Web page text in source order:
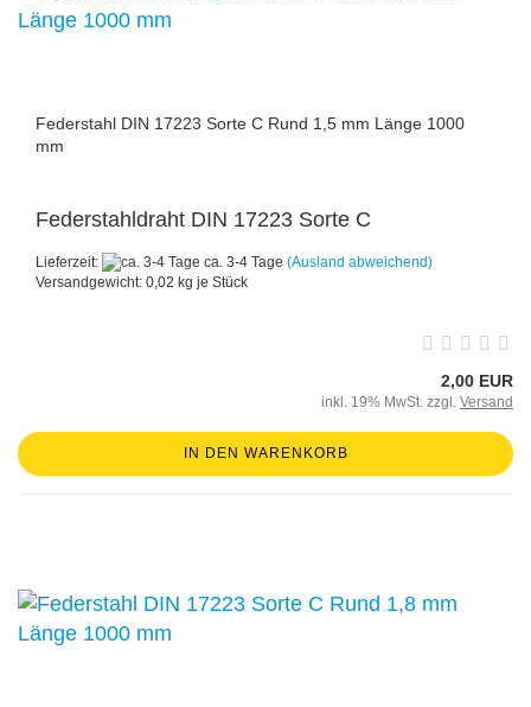
Federstahl DIN 17223 Sorte C Rund 1,5 mm Länge 1000
mm
Federstahldraht DIN 17223 Sorte C
Lieferzeit: ca. 3-4 Tage (Ausland abweichend)
Versandgewicht: 0,02 kg je Stück
2,00 EUR
inkl. 19% MwSt. zzgl. Versand
IN DEN WARENKORB